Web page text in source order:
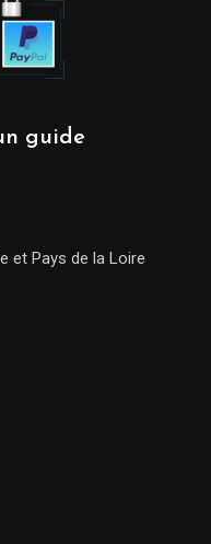
guide
et Pays de la Loire